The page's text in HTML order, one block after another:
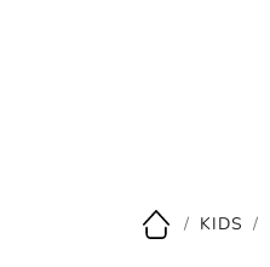
Domů
/ KIDS /